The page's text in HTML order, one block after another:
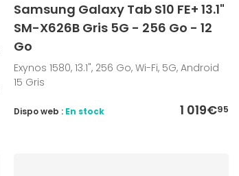
Samsung Galaxy Tab S10 FE+ 13.1"
SM-X626B Gris 5G - 256 Go - 12
Go
Exynos 1580, 13.1", 256 Go, Wi-Fi, 5G, Android
15 Gris
1 019€95
Dispo web : En stock